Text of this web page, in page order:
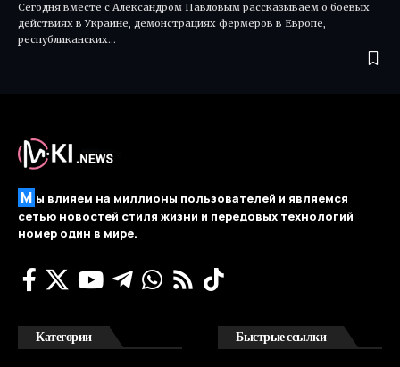
Сегодня вместе с Александром Павловым рассказываем о боевых
действиях в Украине, демонстрациях фермеров в Европе,
республиканских…
М ы влияем на миллионы пользователей и являемся
сетью новостей стиля жизни и передовых технологий
номер один в мире.
Категории Быстрые ссылки